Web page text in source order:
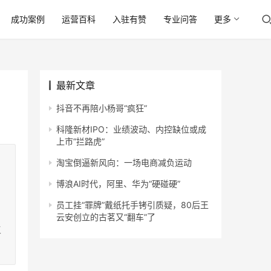
成功案例 运营百科 入驻有赞 专业问答 更多
最新文章
抖音不再陪小杨哥“疯狂”
科隆新材IPO：业绩波动、内控缺位或成
上市“拦路虎”
淘宝倒逼新风向：一场电商减负运动
博浪AI时代，阿里、华为“硬碰硬”
员工挂“罪牌”戴纸托手铐引质疑，80后王
云安创立的古茗又“翻车”了